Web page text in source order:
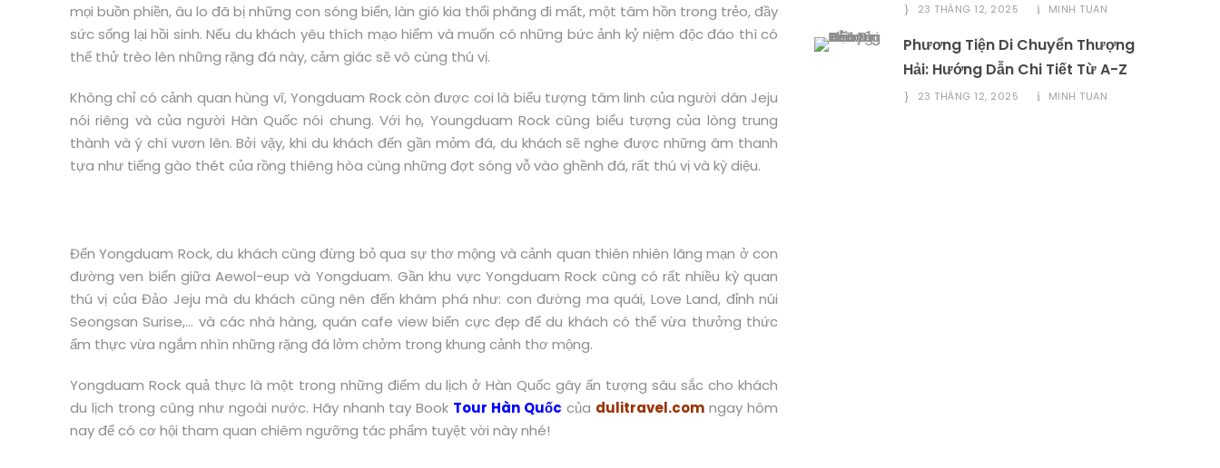
mọi buồn phiền, âu lo đã bị những con sóng biển, làn gió kia thổi phăng đi mất, một tâm hồn trong trẻo, đầy
sức sống lại hồi sinh. Nếu du khách yêu thích mạo hiểm và muốn có những bức ảnh kỷ niệm độc đáo thì có
thể thử trèo lên những rặng đá này, cảm giác sẽ vô cùng thú vị.
Không chỉ có cảnh quan hùng vĩ, Yongduam Rock còn được coi là biểu tượng tâm linh của người dân Jeju
nói riêng và của người Hàn Quốc nói chung. Với họ, Youngduam Rock cũng biểu tượng của lòng trung
thành và ý chí vươn lên. Bởi vậy, khi du khách đến gần mỏm đá, du khách sẽ nghe được những âm thanh
tựa như tiếng gào thét của rồng thiêng hòa cùng những đợt sóng vỗ vào ghềnh đá, rất thú vị và kỳ diệu.
Đến Yongduam Rock, du khách cũng đừng bỏ qua sự thơ mộng và cảnh quan thiên nhiên lãng mạn ở con
đường ven biển giữa Aewol-eup và Yongduam. Gần khu vực Yongduam Rock cũng có rất nhiều kỳ quan
thú vị của Đảo Jeju mà du khách cũng nên đến khám phá như: con đường ma quái, Love Land, đỉnh núi
Seongsan Surise,… và các nhà hàng, quán cafe view biển cực đẹp để du khách có thể vừa thưởng thức
ẩm thực vừa ngắm nhìn những rặng đá lởm chởm trong khung cảnh thơ mộng.
Yongduam Rock quả thực là một trong những điểm du lịch ở Hàn Quốc gây ấn tượng sâu sắc cho khách
du lịch trong cũng như ngoài nước. Hãy nhanh tay Book Tour Hàn Quốc của dulitravel.com ngay hôm
nay để có cơ hội tham quan chiêm ngưỡng tác phẩm tuyệt vời này nhé!
23 THÁNG 12, 2025 MINH TUAN
Phương Tiện Di Chuyển Thượng
Hải: Hướng Dẫn Chi Tiết Từ A-Z
23 THÁNG 12, 2025 MINH TUAN